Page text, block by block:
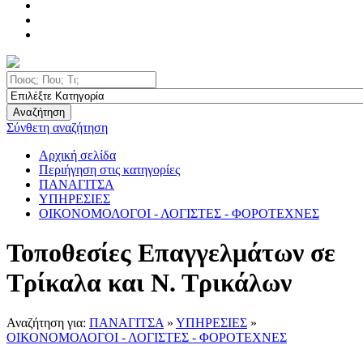
Αναζήτηση
Σύνθετη αναζήτηση
Αρχική σελίδα
Περιήγηση στις κατηγορίες
ΠΑΝΑΓΙΤΣΑ
ΥΠΗΡΕΣΙΕΣ
ΟΙΚΟΝΟΜΟΛΟΓΟΙ - ΛΟΓΙΣΤΕΣ - ΦΟΡΟΤΕΧΝΕΣ
Τοποθεσίες Επαγγελμάτων σε
Τρίκαλα και Ν. Τρικάλων
Αναζήτηση για: ΠΑΝΑΓΙΤΣΑ » ΥΠΗΡΕΣΙΕΣ »
ΟΙΚΟΝΟΜΟΛΟΓΟΙ - ΛΟΓΙΣΤΕΣ - ΦΟΡΟΤΕΧΝΕΣ